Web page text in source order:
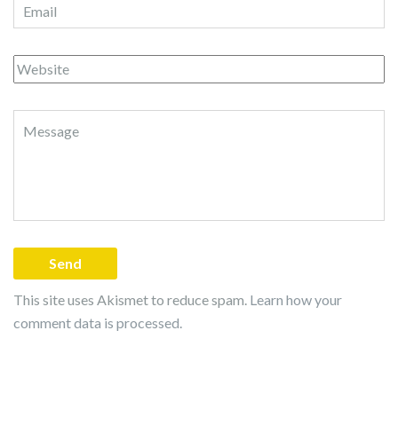
This site uses Akismet to reduce spam. Learn how your
comment data is processed.